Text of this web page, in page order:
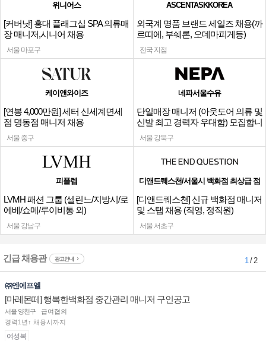
위니어스
[커버낫] 홍대 플래그십 SPA 의류매
장 매니저,시니어 채용
서울 마포구
ASCENTASKKOREA
외국계 명품 브랜드 세일즈 채용(까
르띠에, 부쉐론, 오데마피게등)
전국 지점
케이앤와이즈
[연봉 4,000만원] 세터 신세계면세
점 명동점 매니저 채용
서울 중구
네파서울수유
단일매장 매니저 (아웃도어 의류 및
신발 최고 경력자 우대함) 모집합니
다.
서울 강북구
피플렙
LVMH 패션 그룹 (셀린느/지방시/로
에베/쇼메/루이비통 외)
서울 강남구
디앤드퀘스천/서울시 백화점 최상급 점
[디앤드퀘스천] 신규 백화점 매니저
및 스탭 채용 (직영, 정직원)
서울 서초구
긴급 채용관 광고안내 1/ 2
㈜엔에프엘
[마레몬떼] 행복한백화점 중간관리 매니저 구인공고
서울 양천구
급여협의
경력1년↑ 채용시까지
여성복